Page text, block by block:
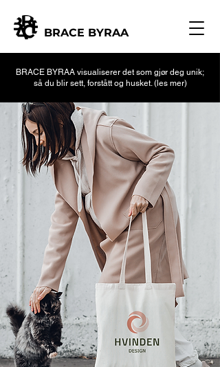
BRACE BYRAA
BRACE BYRAA visualiserer det som gjør deg unik;
så du blir sett, forstått og husket. (les mer)